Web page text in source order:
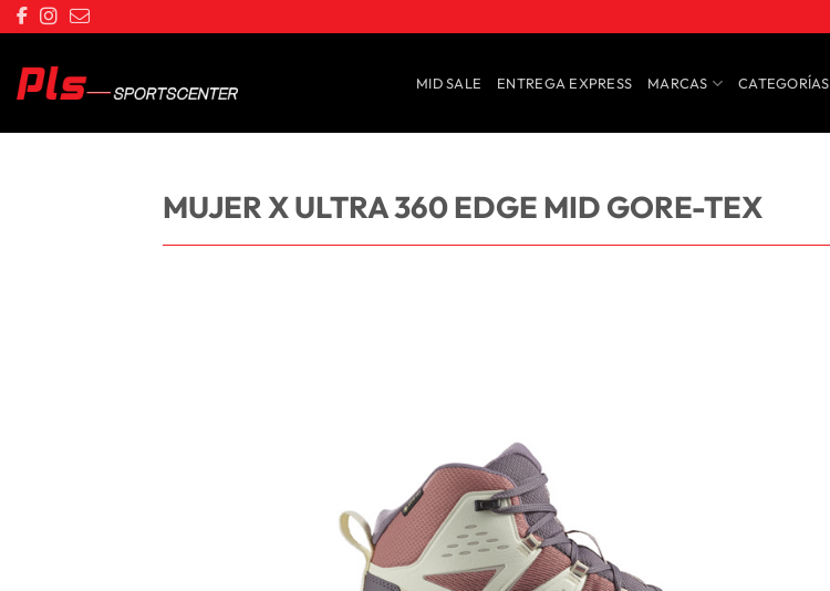
Saltar
al
contenido
MID SALE ENTREGA EXPRESS MARCAS CATEGORÍAS
MUJER X ULTRA 360 EDGE MID GORE-TEX